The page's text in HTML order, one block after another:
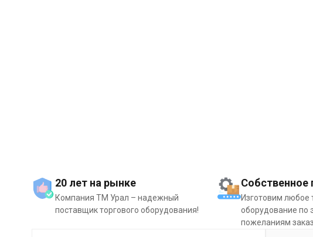
20 лет на рынке
Компания ТМ Урал – надежный
поставщик торгового оборудования!
Собственное
Изготовим любое
оборудование по
пожеланиям